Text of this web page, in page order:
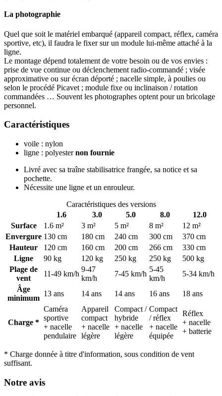
La photographie
Quel que soit le matériel embarqué (appareil compact, réflex, caméra
sportive, etc), il faudra le fixer sur un module lui-même attaché à la
ligne.
Le montage dépend totalement de votre besoin ou de vos envies :
prise de vue continue ou déclenchement radio-commandé ; visée
approximative ou sur écran déporté ; nacelle simple, à poulies ou
selon le procédé Picavet ; module fixe ou inclinaison / rotation
commandées … Souvent les photographes optent pour un bricolage
personnel.
Caractéristiques
voile : nylon
ligne : polyesternon fournie
Livré avec sa traîne stabilisatrice frangée, sa notice et sa
pochette.
Nécessite une ligne et un enrouleur.
Caractéristiques des versions
1.6
3.0 5.0 8.0
12.0
Surface
1.6 m² 3 m² 5 m² 8 m²
12 m²
Envergure 130 cm 180 cm 240 cm 300 cm
370 cm
Hauteur
120 cm 160 cm 200 cm 266 cm
330 cm
Ligne
90 kg 120 kg 250 kg 250 kg
500 kg
Plage de
vent
11-49 km/h
9-47
km/h
7-45 km/h
5-45
km/h
5-34 km/h
Âge
minimum
13 ans 14 ans 14 ans 16 ans 18 ans
Charge *
Caméra
sportive
+ nacelle
pendulaire
Appareil
compact
+ nacelle
légère
Compact /
hybride
+ nacelle
légère
Compact
/ réflex
+ nacelle
équipée
Réflex
+ nacelle
+ batterie
* Charge donnée à titre d'information, sous condition de vent
suffisant.
Notre avis